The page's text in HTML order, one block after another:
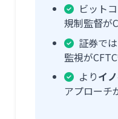
ビット
規制監督が
証券で
監視が
よりイ
アプローチ